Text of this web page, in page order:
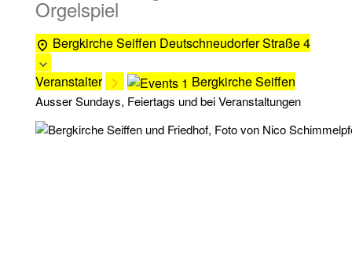
Orgelspiel
Bergkirche Seiffen Deutschneudorfer Straße 4
Veranstalter Bergkirche Seiffen
Ausser Sundays, Feiertags und bei Veranstaltungen